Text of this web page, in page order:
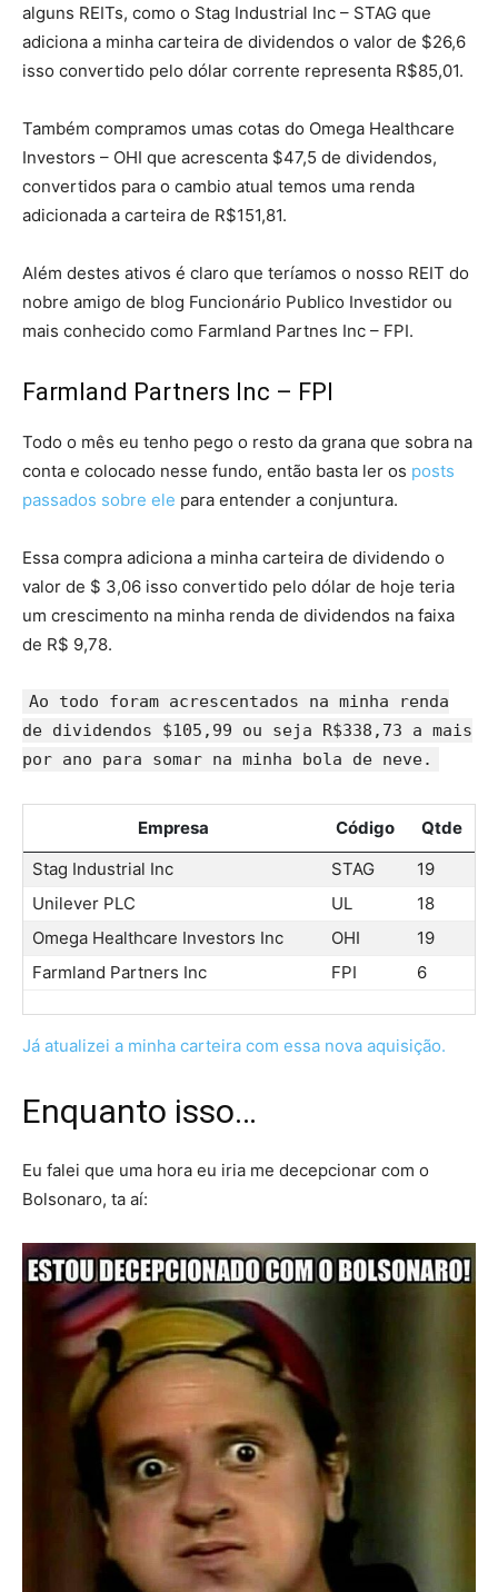
alguns REITs, como o Stag Industrial Inc – STAG que
adiciona a minha carteira de dividendos o valor de $26,6
isso convertido pelo dólar corrente representa R$85,01.
Também compramos umas cotas do Omega Healthcare
Investors – OHI que acrescenta $47,5 de dividendos,
convertidos para o cambio atual temos uma renda
adicionada a carteira de R$151,81.
Além destes ativos é claro que teríamos o nosso REIT do
nobre amigo de blog Funcionário Publico Investidor ou
mais conhecido como Farmland Partnes Inc – FPI.
Farmland Partners Inc – FPI
Todo o mês eu tenho pego o resto da grana que sobra na
conta e colocado nesse fundo, então basta ler os posts
passados sobre ele para entender a conjuntura.
Essa compra adiciona a minha carteira de dividendo o
valor de $ 3,06 isso convertido pelo dólar de hoje teria
um crescimento na minha renda de dividendos na faixa
de R$ 9,78.
Ao todo foram acrescentados na minha renda
de dividendos $105,99 ou seja R$338,73 a mais
por ano para somar na minha bola de neve.
Empresa Código
Qtde
Stag Industrial Inc
STAG
19
Unilever PLC
UL
18
Omega Healthcare Investors Inc
OHI
19
Farmland Partners Inc
FPI 6
Já atualizei a minha carteira com essa nova aquisição.
Enquanto isso…
Eu falei que uma hora eu iria me decepcionar com o
Bolsonaro, ta aí: